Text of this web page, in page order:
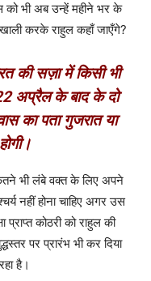
भी अब उन्हें महीने भर के
करके राहुल कहाँ जाएँगे?
की सज़ा में किसी भी
अप्रैल के बाद के दो
का पता गुजरात या
भी लंबे वक्त के लिए अपने
नहीं होना चाहिए अगर उस
कोठरी को राहुल की
पर प्रारंभ भी कर दिया
है।